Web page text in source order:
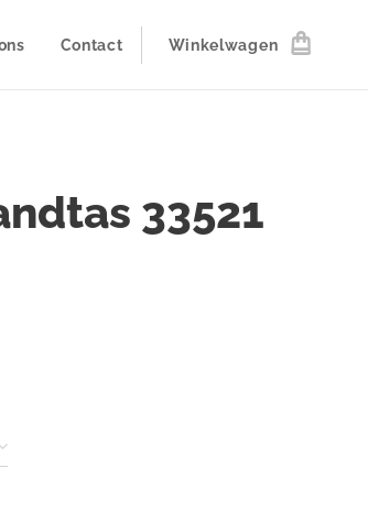
Contact Winkelwagen
33521